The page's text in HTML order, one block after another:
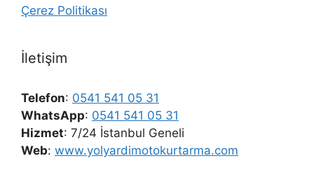
Çerez Politikası
İletişim
Telefon: 0541 541 05 31
WhatsApp: 0541 541 05 31
Hizmet: 7/24 İstanbul Geneli
Web: www.yolyardimotokurtarma.com